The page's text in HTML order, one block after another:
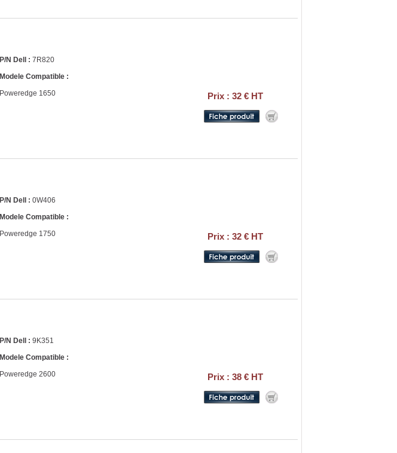
P/N Dell : 7R820
Modele Compatible :
Poweredge 1650
Prix : 32 € HT
P/N Dell : 0W406
Modele Compatible :
Poweredge 1750
Prix : 32 € HT
P/N Dell : 9K351
Modele Compatible :
Poweredge 2600
Prix : 38 € HT